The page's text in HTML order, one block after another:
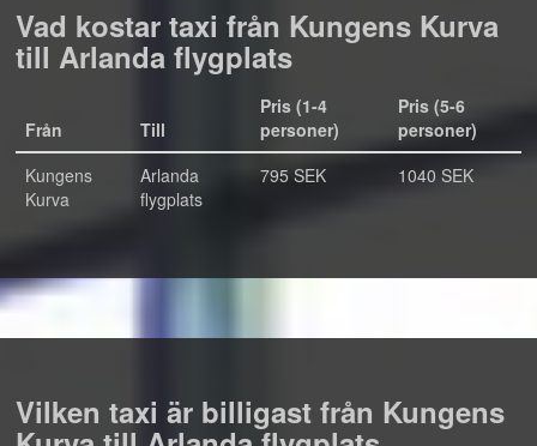
Vad kostar taxi från Kungens Kurva
till Arlanda flygplats
Från Till
Pris (1-4
personer)
Pris (5-6
personer)
Kungens
Kurva
Arlanda
flygplats
795 SEK 1040 SEK
Vilken taxi är billigast från Kungens